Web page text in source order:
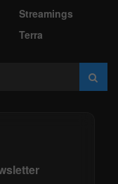
Streamings
Terra